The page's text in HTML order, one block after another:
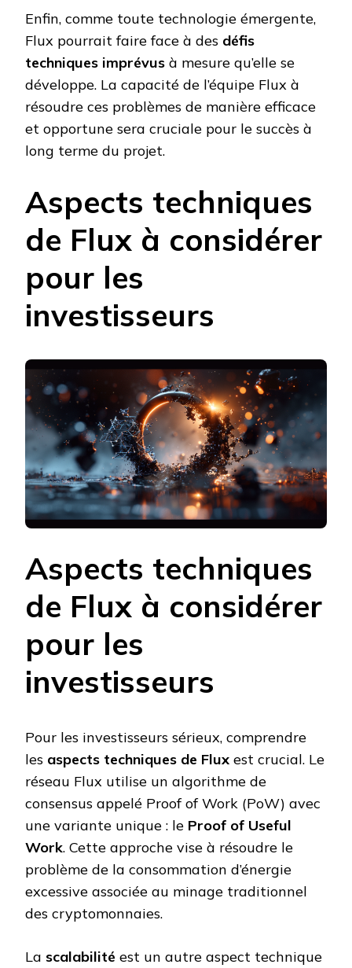
Enfin, comme toute technologie émergente,
Flux pourrait faire face à des défis
techniques imprévus à mesure qu’elle se
développe. La capacité de l’équipe Flux à
résoudre ces problèmes de manière efficace
et opportune sera cruciale pour le succès à
long terme du projet.
Aspects techniques
de Flux à considérer
pour les
investisseurs
Aspects techniques
de Flux à considérer
pour les
investisseurs
Pour les investisseurs sérieux, comprendre
les aspects techniques de Flux est crucial. Le
réseau Flux utilise un algorithme de
consensus appelé Proof of Work (PoW) avec
une variante unique : le Proof of Useful
Work. Cette approche vise à résoudre le
problème de la consommation d’énergie
excessive associée au minage traditionnel
des cryptomonnaies.
La scalabilité est un autre aspect technique